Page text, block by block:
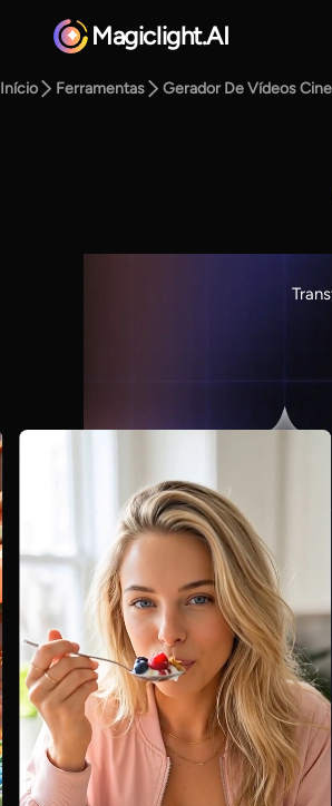
Magiclight.AI
Início Ferramentas Gerador De Vídeos